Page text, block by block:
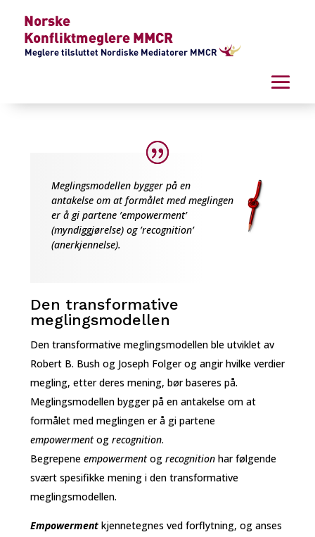
Meglingsmodellen bygger på en
antakelse om at formålet med meglingen
er å gi partene ’empowerment’
(myndiggjørelse) og ’recognition’
(anerkjennelse).
Den transformative
meglingsmodellen
Den transformative meglingsmodellen ble utviklet av
Robert B. Bush og Joseph Folger og angir hvilke verdier
megling, etter deres mening, bør baseres på.
Meglingsmodellen bygger på en antakelse om at
formålet med meglingen er å gi partene
empowermentog recognition.
Begrepene empowermentog recognitionhar følgende
svært spesifikke mening i den transformative
meglingsmodellen.
Empowermentkjennetegnes ved forflytning, og anses